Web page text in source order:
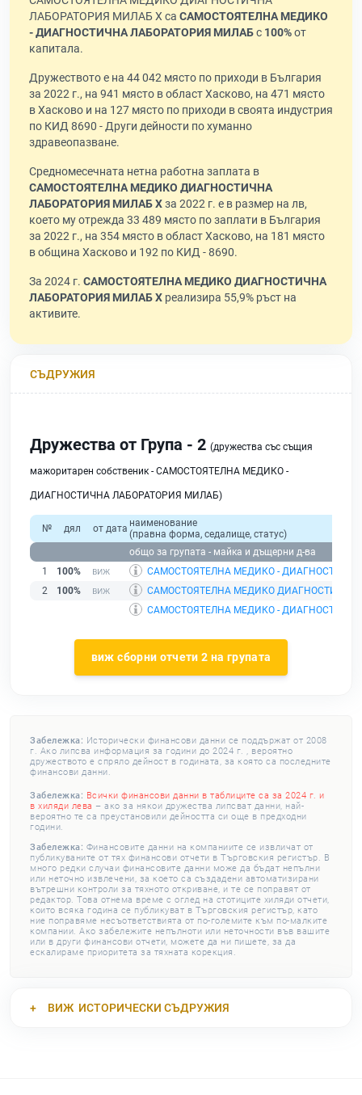
ЛАБОРАТОРИЯ МИЛАБ Х са САМОСТОЯТЕЛНА МЕДИКО
- ДИАГНОСТИЧНА ЛАБОРАТОРИЯ МИЛАБс 100%от
капитала.
Дружеството е на 44 042 място по приходи в България
за 2022 г., на 941 място в област Хасково, на 471 място
в Хасково и на 127 място по приходи в своята индустрия
по КИД 8690 - Други дейности по хуманно
здравеопазване.
Средномесечната нетна работна заплата в
САМОСТОЯТЕЛНА МЕДИКО ДИАГНОСТИЧНА
ЛАБОРАТОРИЯ МИЛАБ Хза 2022 г. е в размер на лв,
което му отрежда 33 489 място по заплати в България
за 2022 г., на 354 място в област Хасково, на 181 място
в община Хасково и 192 по КИД - 8690.
За 2024 г. САМОСТОЯТЕЛНА МЕДИКО ДИАГНОСТИЧНА
ЛАБОРАТОРИЯ МИЛАБ Х реализира 55,9% ръст на
активите.
СЪДРУЖИЯ
Дружества от Група - 2 (дружества със същия
мажоритарен собственик - САМОСТОЯТЕЛНА МЕДИКО -
ДИАГНОСТИЧНА ЛАБОРАТОРИЯ МИЛАБ)
№ дял от дата наименование
(правна форма, седалище, статус)
общо за групата - майка и дъщерни д-ва
1
100%
САМОСТОЯТЕЛНА МЕДИКО -
2
100%
САМОСТОЯТЕЛНА МЕДИКО ДИАГНОСТИЧНА
САМОСТОЯТЕЛНА МЕДИКО -
виж сборни отчети 2 на групата
Забележка: Исторически финансови данни се поддържат от 2008
г. Ако липсва информация за години до 2024 г. , вероятно
дружеството е спряло дейност в годината, за която са последните
финансови данни.
Забележка: Всички финансови данни в таблиците са за 2024 г. и
в хиляди лева – ако за някои дружества липсват данни, най-
вероятно те са преустановили дейността си още в предходни
години.
Забележка: Финансовите данни на компаниите се извличат от
публикуваните от тях финансови отчети в Търговския регистър. В
много редки случаи финансовите данни може да бъдат непълни
или неточно извлечени, за което са създадени автоматизирани
вътрешни контроли за тяхното откриване, и те се поправят от
редактор. Това отнема време с оглед на стотиците хиляди отчети,
които всяка година се публикуват в Търговския регистър, като
ние поправяме несъответствията от по-големите към по-малките
компании. Ако забележите непълноти или неточности във вашите
или в други финансови отчети, можете да ни пишете, за да
ескалираме приоритета за тяхната корекция.
ВИЖ ИСТОРИЧЕСКИ СЪДРУЖИЯ